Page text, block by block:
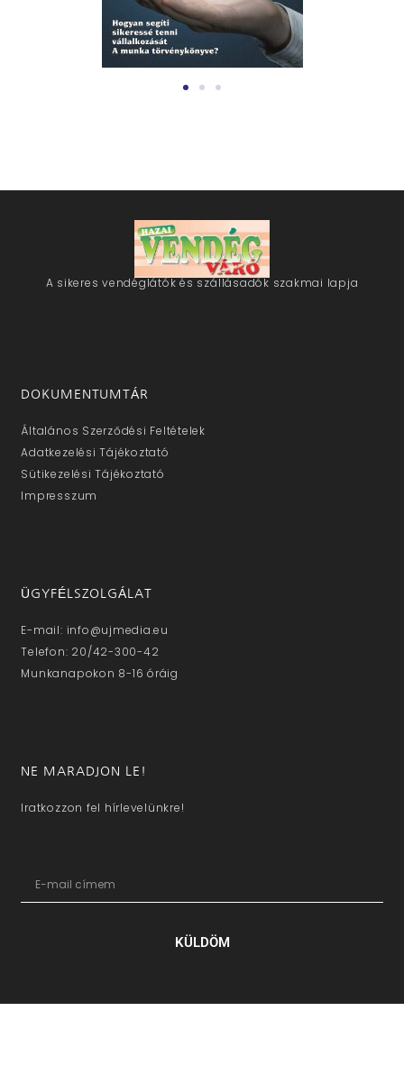
A sikeres vendéglátók és szállásadók szakmai lapja
DOKUMENTUMTÁR
Általános Szerződési Feltételek
Adatkezelési Tájékoztató
Sütikezelési Tájékoztató
Impresszum
ÜGYFÉLSZOLGÁLAT
E-mail: info@ujmedia.eu
Telefon: 20/42-300-42
Munkanapokon 8-16 óráig
NE MARADJON LE!
Iratkozzon fel hírlevelünkre!
KÜLDÖM